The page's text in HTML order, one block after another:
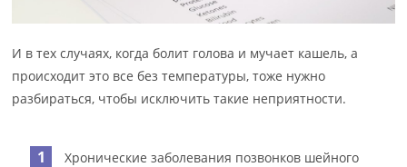
И в тех случаях, когда болит голова и мучает кашель, а
происходит это все без температуры, тоже нужно
разбираться, чтобы исключить такие неприятности.
Хронические заболевания позвонков шейного